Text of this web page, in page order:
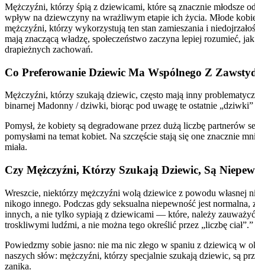
Mężczyźni, którzy śpią z dziewicami, które są znacznie młodsze
wpływ na dziewczyny na wrażliwym etapie ich życia. Młode
mężczyźni, którzy wykorzystują ten stan zamieszania i
mają znaczącą władzę, społeczeństwo zaczyna lepiej rozumieć,
drapieżnych zachowań.
Co Preferowanie Dziewic Ma Wspólnego Z
Mężczyźni, którzy szukają dziewic, często mają inny
binarnej Madonny / dziwki, biorąc pod uwagę te ostatnie
Pomysł, że kobiety są degradowane przez dużą liczbę
pomysłami na temat kobiet. Na szczęście stają się one znacznie
miała.
Czy Mężczyźni, Którzy Szukają Dziewic, Są
Wreszcie, niektórzy mężczyźni wolą dziewice z powodu własnej
nikogo innego. Podczas gdy seksualna niepewność jest
innych, a nie tylko sypiają z dziewicami — które, należy
troskliwymi ludźmi, a nie można tego określić przez „liczbę ciał”.”
Powiedzmy sobie jasno: nie ma nic złego w spaniu z dziewicą
naszych słów: mężczyźni, którzy specjalnie szukają dziewic, są
zanika.